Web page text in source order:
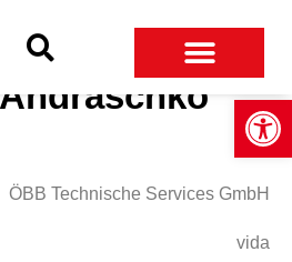
ÖBB Technische Services GmbH
vida